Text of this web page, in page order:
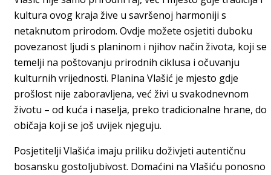
kultura ovog kraja žive u savršenoj harmoniji s
netaknutom prirodom. Ovdje možete osjetiti duboku
povezanost ljudi s planinom i njihov način života, koji se
temelji na poštovanju prirodnih ciklusa i očuvanju
kulturnih vrijednosti. Planina Vlašić je mjesto gdje
prošlost nije zaboravljena, već živi u svakodnevnom
životu – od kuća i naselja, preko tradicionalne hrane, do
običaja koji se još uvijek njeguju.
Posjetitelji Vlašića imaju priliku doživjeti autentičnu
bosansku gostoljubivost. Domaćini na Vlašiću ponosno